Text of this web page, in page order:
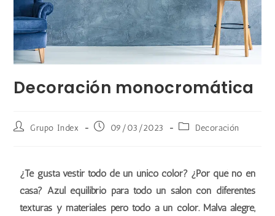
Decoración monocromática
Grupo Index 09/03/2023 Decoración
¿Te gusta vestir todo de un único color? ¿Por qué no en
casa? Azul equilibrio para todo un salón con diferentes
texturas y materiales pero todo a un color. Malva alegre,